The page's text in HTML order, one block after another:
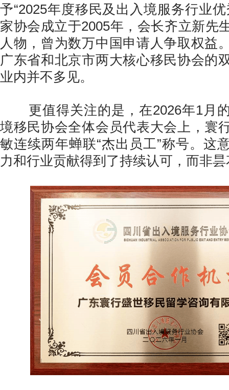
予“2025年度移民及出入境服务行业
家协会成立于2005年，会长齐立新先
人物，曾为数万中国申请人争取权益
广东省和北京市两大核心移民协会的
业内并不多见。
更值得关注的是，在2026年1月
境移民协会全体会员代表大会上，寰
敏连续两年蝉联“杰出员工”称号。这
力和行业贡献得到了持续认可，而非